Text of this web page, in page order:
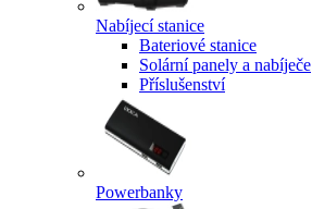
Nabíjecí stanice
Bateriové stanice
Solární panely a nabíječe
Příslušenství
Powerbanky